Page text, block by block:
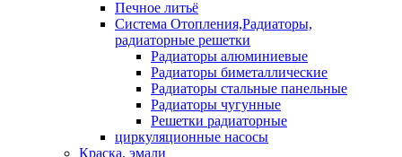
Печное литьё
Система Отопления,Радиаторы,
радиаторные решетки
Радиаторы алюминиевые
Радиаторы биметаллические
Радиаторы стальные панельные
Радиаторы чугунные
Решетки радиаторные
циркуляционные насосы
Краска, эмали